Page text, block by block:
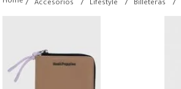
Accesorios Lifestyle Billeteras